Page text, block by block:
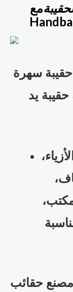
مع Dreamway
سهرة
يد
حقائب